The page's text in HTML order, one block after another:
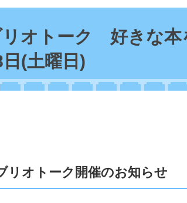
リオトーク 好きな
(土曜日)
リオトーク開催のお知らせ